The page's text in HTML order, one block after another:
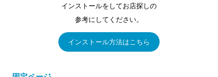
インストールをしてお店探しの
参考にしてください。
インストール方法はこちら